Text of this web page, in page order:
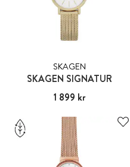
SKAGEN
SKAGEN SIGNATUR
Pris :1 899 kr
1 899 kr